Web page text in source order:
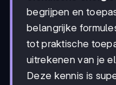
begrijpen en
belangrijke
tot praktische
uitrekenen van je
Deze kennis is